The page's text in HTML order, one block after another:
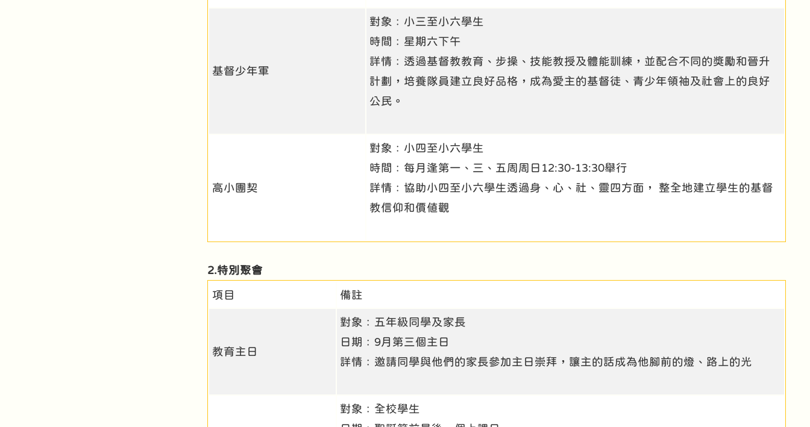
基督少年軍
對象﹕小三至小六學生
時間﹕星期六下午
詳情﹕透過基督教教育、步操、技能教授及體能訓練，並配合不同的獎勵和晉升
計劃，培養隊員建立良好品格，成為愛主的基督徒、青少年領袖及社會上的良好
公民。
高小團契
對象﹕小四至小六學生
時間﹕每月逢第一、三、五周周日12:30-13:30舉行
詳情﹕協助小四至小六學生透過身、心、社、靈四方面， 整全地建立學生的基督
教信仰和價值觀
2.特別聚會
項目 備註
教育主日
對象﹕五年級同學及家長
日期﹕9月第三個主日
詳情﹕邀請同學與他們的家長參加主日崇拜，讓主的話成為他腳前的燈、路上的光
對象﹕全校學生